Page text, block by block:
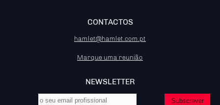
CONTACTOS
hamlet@hamlet.com.pt
Marque uma reunião
NEWSLETTER